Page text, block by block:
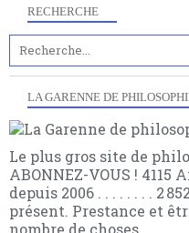
RECHERCHE
LA GARENNE DE
Le plus gros site de
ABONNEZ-VOUS ! 4115
depuis 2006 . . . . . . . . 2
présent. Prestance et